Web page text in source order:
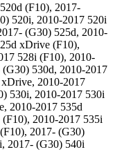
(F10), 2017-
520i, 2010-2017 520i
(G30) 525d, 2010-
xDrive (F10),
528i (F10), 2010-
(G30) 530d, 2010-2017
xDrive, 2010-2017
530i, 2010-2017 530i
, 2010-2017 535d
(F10), 2010-2017 535i
, 2017- (G30)
, 2017- (G30) 540i